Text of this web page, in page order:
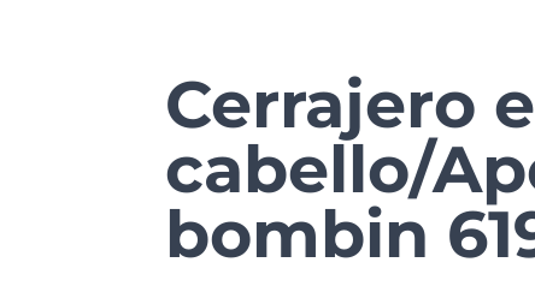
Cerrajero
cabello/
bombin